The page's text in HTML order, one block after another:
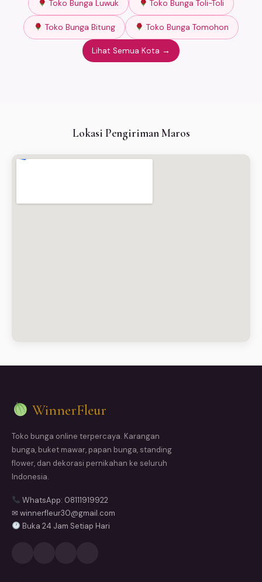
Toko Bunga Luwuk Toko Bunga Toli-Toli
Toko Bunga Bitung Toko Bunga Tomohon
Lihat Semua Kota →
Lokasi Pengiriman Maros
WinnerFleur
Toko bunga online terpercaya. Karangan
bunga, buket mawar, papan bunga, standing
flower, dan dekorasi pernikahan ke seluruh
Indonesia.
WhatsApp: 08111919922
✉ winnerfleur30@gmail.com
Buka 24 Jam Setiap Hari